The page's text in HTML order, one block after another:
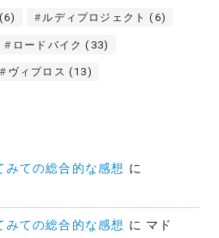
(6) ルディプロジェクト (6)
ロードバイク (33)
ヴィプロス (13)
みての総合的な感想 に
みての総合的な感想 に マド